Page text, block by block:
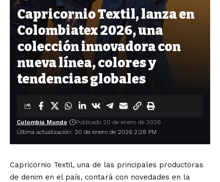
Capricornio Textil, lanza en
Colombiatex 2026, una
colección innovadora con
nueva línea, colores y
tendencias globales
Última actualización: 20 de enero de 2026 2:28 PM
Colombia Mundo Publicado 20 de enero de 2026
Capricornio Textil, una de las principales productoras
de denim en el país, contará con novedades en la